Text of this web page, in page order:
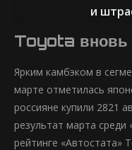
и
Toyota вновь
Ярким камбэком в
марте отметилась
россияне купили 2821
результат марта
рейтинге «Автостата»